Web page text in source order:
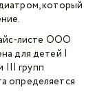
который
листе ООО
для детей I
III групп
определяется